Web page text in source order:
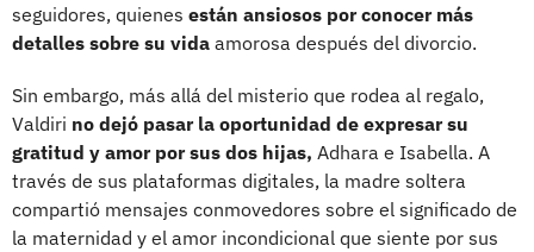
seguidores, quienes están ansiosos por conocer más
detalles sobre su vida amorosa después del divorcio.
Sin embargo, más allá del misterio que rodea al regalo,
Valdiri no dejó pasar la oportunidad de expresar su
gratitud y amor por sus dos hijas, Adhara e Isabella. A
través de sus plataformas digitales, la madre soltera
compartió mensajes conmovedores sobre el significado de
la maternidad y el amor incondicional que siente por sus